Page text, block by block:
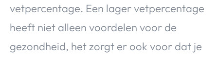
vetpercentage. Een lager vetpercentage
heeft niet alleen voordelen voor de
gezondheid, het zorgt er ook voor dat je